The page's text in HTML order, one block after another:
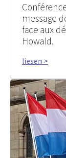
message
face aux
Howald.
liesen >